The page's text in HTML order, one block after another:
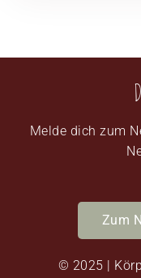
Melde dich zum
Zum
© 2025 |